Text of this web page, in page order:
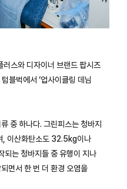
스와 디자이너 브랜드 팝시즈
블벅에서 ‘업사이클링 데님
중 하나다. 그린피스는 청바지
, 이산화탄소도 32.5kg이나
되는 청바지들 중 유행이 지나
면서 한 번 더 환경 오염을